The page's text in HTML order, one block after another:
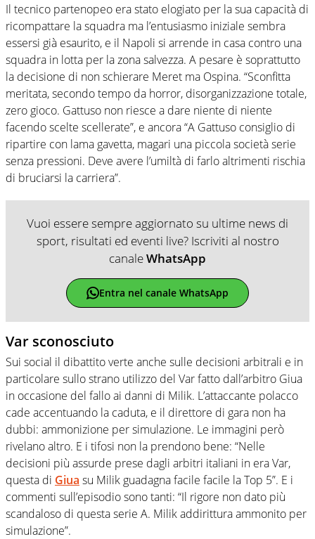
Il tecnico partenopeo era stato elogiato per la sua capacità di
ricompattare la squadra ma l’entusiasmo iniziale sembra
essersi già esaurito, e il Napoli si arrende in casa contro una
squadra in lotta per la zona salvezza. A pesare è soprattutto
la decisione di non schierare Meret ma Ospina. “Sconfitta
meritata, secondo tempo da horror, disorganizzazione totale,
zero gioco. Gattuso non riesce a dare niente di niente
facendo scelte scellerate”, e ancora “A Gattuso consiglio di
ripartire con lama gavetta, magari una piccola società serie
senza pressioni. Deve avere l’umiltà di farlo altrimenti rischia
di bruciarsi la carriera”.
Vuoi essere sempre aggiornato su ultime news di
sport, risultati ed eventi live? Iscriviti al nostro
canaleWhatsApp
Entra nel canale WhatsApp
Var sconosciuto
Sui social il dibattito verte anche sulle decisioni arbitrali e in
particolare sullo strano utilizzo del Var fatto dall’arbitro Giua
in occasione del fallo ai danni di Milik. L’attaccante polacco
cade accentuando la caduta, e il direttore di gara non ha
dubbi: ammonizione per simulazione. Le immagini però
rivelano altro. E i tifosi non la prendono bene: “Nelle
decisioni più assurde prese dagli arbitri italiani in era Var,
questa di Giua su Milik guadagna facile facile la Top 5”. E i
commenti sull’episodio sono tanti: “Il rigore non dato più
scandaloso di questa serie A. Milik addirittura ammonito per
simulazione”.